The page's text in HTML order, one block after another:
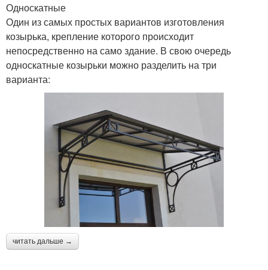
Односкатные
Один из самых простых вариантов изготовления
козырька, крепление которого происходит
непосредственно на само здание. В свою очередь
односкатные козырьки можно разделить на три
варианта:
читать дальше →